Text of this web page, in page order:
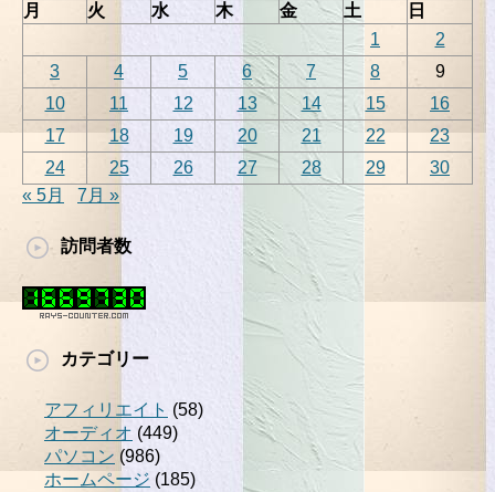
月
火 水 木 金 土
日
1
2
3
4 5 6 7 8
9
10
11 12 13 14 15
16
17
18 19 20 21 22
23
24
25 26 27 28 29
30
« 5月
7月 »
訪問者数
カテゴリー
アフィリエイト (58)
オーディオ (449)
パソコン (986)
ホームページ (185)